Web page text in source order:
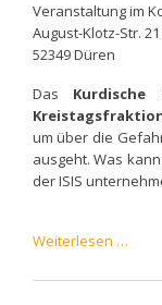
Veranstaltung im
August-Klotz-Str. 21
52349 Düren
Das
um über die
ausgeht. Was
der ISIS
Weiterlesen …Die